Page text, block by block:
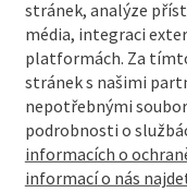
do
stránek, analýze
média, integraci
platformách. Za
stránek s našimi
nepotřebnými
podrobnosti o
informacích o
informací o nás